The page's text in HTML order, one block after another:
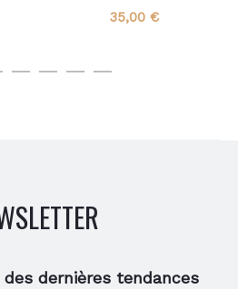
35,00 €
dernières tendances